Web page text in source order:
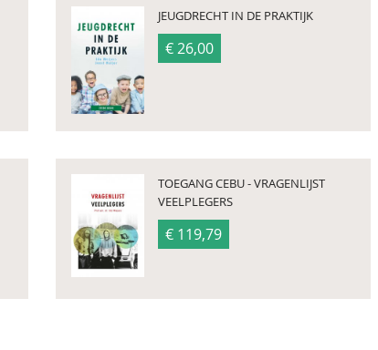
JEUGDRECHT IN DE PRAKTIJK
€ 26,00
TOEGANG CEBU - VRAGENLIJST
VEELPLEGERS
€ 119,79